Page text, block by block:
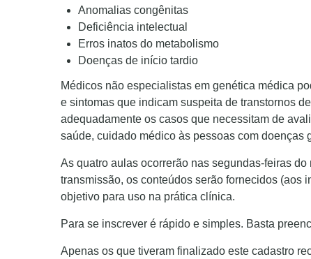
Anomalias congênitas
Deficiência intelectual
Erros inatos do metabolismo
Doenças de início tardio
Médicos não especialistas em genética médica
e sintomas que indicam suspeita de transtornos
adequadamente os casos que necessitam de
saúde, cuidado médico às pessoas com doenças
As quatro aulas ocorrerão nas segundas-feiras
transmissão, os conteúdos serão fornecidos (aos
objetivo para uso na prática clínica.
Para se inscrever é rápido e simples. Basta
Apenas os que tiveram finalizado este cadastro